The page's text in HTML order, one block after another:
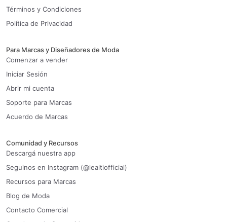
Términos y Condiciones
Política de Privacidad
Para Marcas y Diseñadores de Moda
Comenzar a vender
Iniciar Sesión
Abrir mi cuenta
Soporte para Marcas
Acuerdo de Marcas
Comunidad y Recursos
Descargá nuestra app
Seguinos en Instagram (@lealtiofficial)
Recursos para Marcas
Blog de Moda
Contacto Comercial